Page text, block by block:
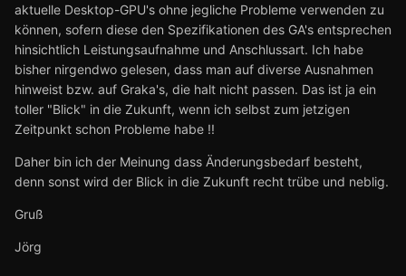
aktuelle Desktop-GPU's ohne jegliche Probleme verwenden zu
können, sofern diese den Spezifikationen des GA's entsprechen
hinsichtlich Leistungsaufnahme und Anschlussart. Ich habe
bisher nirgendwo gelesen, dass man auf diverse Ausnahmen
hinweist bzw. auf Graka's, die halt nicht passen. Das ist ja ein
toller "Blick" in die Zukunft, wenn ich selbst zum jetzigen
Zeitpunkt schon Probleme habe !!
Daher bin ich der Meinung dass Änderungsbedarf besteht,
denn sonst wird der Blick in die Zukunft recht trübe und neblig.
Gruß
Jörg